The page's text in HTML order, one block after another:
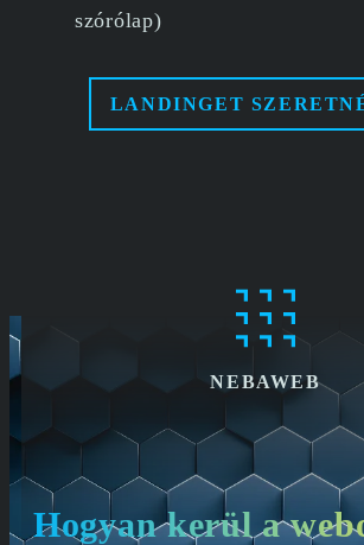
szórólap)
LANDINGET
NEBAWEB
Hogyan kerül a